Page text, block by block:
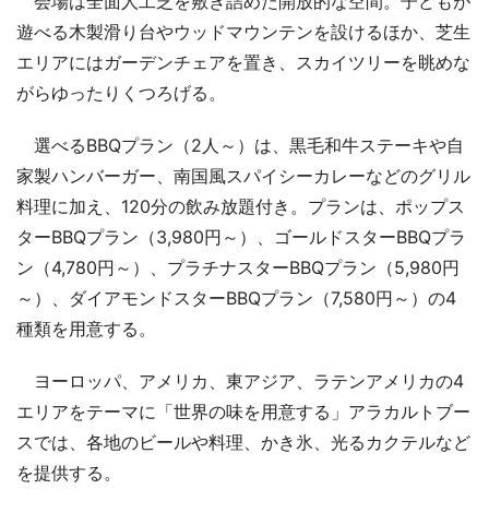
遊べる木製滑り台やウッドマウンテンを設けるほか、芝生
エリアにはガーデンチェアを置き、スカイツリーを眺めな
がらゆったりくつろげる。
選べるBBQプラン（2人～）は、黒毛和牛ステーキや自
家製ハンバーガー、南国風スパイシーカレーなどのグリル
料理に加え、120分の飲み放題付き。プランは、ポップス
ターBBQプラン（3,980円～）、ゴールドスターBBQプラ
ン（4,780円～）、プラチナスターBBQプラン（5,980円
～）、ダイアモンドスターBBQプラン（7,580円～）の4
種類を用意する。
ヨーロッパ、アメリカ、東アジア、ラテンアメリカの4
エリアをテーマに「世界の味を用意する」アラカルトブー
スでは、各地のビールや料理、かき氷、光るカクテルなど
を提供する。